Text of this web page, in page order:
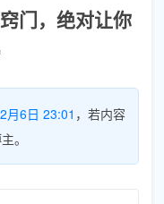
门，绝对让你
月6日 23:01 ，若内容
。